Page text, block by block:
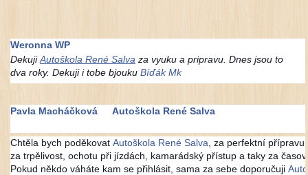
Weronna WP
Dekuji Autoškola René Salva za vyuku a pripravu. Dnes jsou to
dva roky. Dekuji i tobe bjouku Bíďák Mk
Pavla Macháčková Autoškola René Salva
Chtěla bych poděkovat Autoškola René Salva , za perfektní
za trpělivost, ochotu při jízdách, kamarádský přístup a taky za
Pokud někdo váháte kam se přihlásit, sama za sebe doporučuji